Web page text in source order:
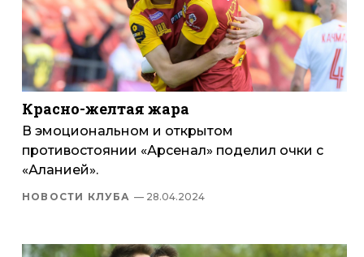
Красно-желтая жара
В эмоциональном и открытом
противостоянии «Арсенал» поделил очки с
«Аланией».
НОВОСТИ КЛУБА — 28.04.2024